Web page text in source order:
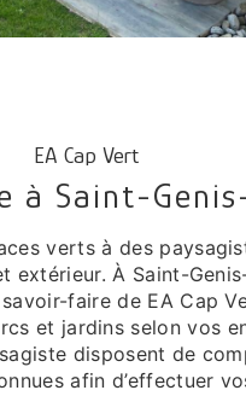
EA Cap Vert
à Saint-
verts à des
extérieur. À Saint-
faire de EA Cap
et jardins selon vos
disposent de
afin d’effectuer